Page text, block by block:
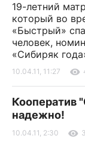
19-летний
который во
«Быстрый»
человек,
«Сибиряк
10.04.11, 11:27
Кооператив
надежно!
10.04.11, 2:30